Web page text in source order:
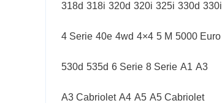
318d 318i 320d 320i 325i 330d 330i
4 Serie 40e 4wd 4×4 5 M 5000 Euro
530d 535d 6 Serie 8 Serie A1 A3
A3 Cabriolet A4 A5 A5 Cabriolet